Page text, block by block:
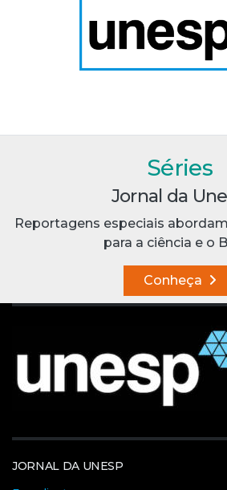
Séries
Jornal da
Reportagens especiais
para a ciência e o
Conheça
JORNAL DA UNESP